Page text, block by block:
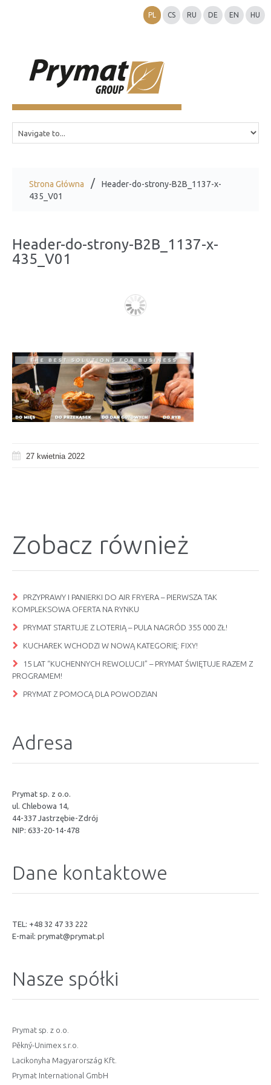
PL CS RU DE EN HU
Strona Główna
Header-do-strony-B2B_1137-x-
435_V01
Header-do-strony-B2B_1137-x-
435_V01
27 kwietnia 2022
Zobacz również
PRZYPRAWY I PANIERKI DO AIR FRYERA – PIERWSZA TAK
KOMPLEKSOWA OFERTA NA RYNKU
PRYMAT STARTUJE Z LOTERIĄ – PULA NAGRÓD 355 000 ZŁ!
KUCHAREK WCHODZI W NOWĄ KATEGORIĘ: FIXY!
15 LAT “KUCHENNYCH REWOLUCJI” – PRYMAT ŚWIĘTUJE RAZEM Z
PROGRAMEM!
PRYMAT Z POMOCĄ DLA POWODZIAN
Adresa
Prymat sp. z o.o.
ul. Chlebowa 14,
44-337 Jastrzębie-Zdrój
NIP: 633-20-14-478
Dane kontaktowe
TEL: +48 32 47 33 222
E-mail: prymat@prymat.pl
Nasze spółki
Prymat sp. z o.o.
Pěkný-Unimex s.r.o.
Lacikonyha Magyarország Kft.
Prymat International GmbH